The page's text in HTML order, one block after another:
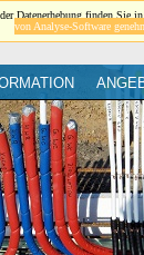
Datenerhebung finden Sie
von Analyse-Software